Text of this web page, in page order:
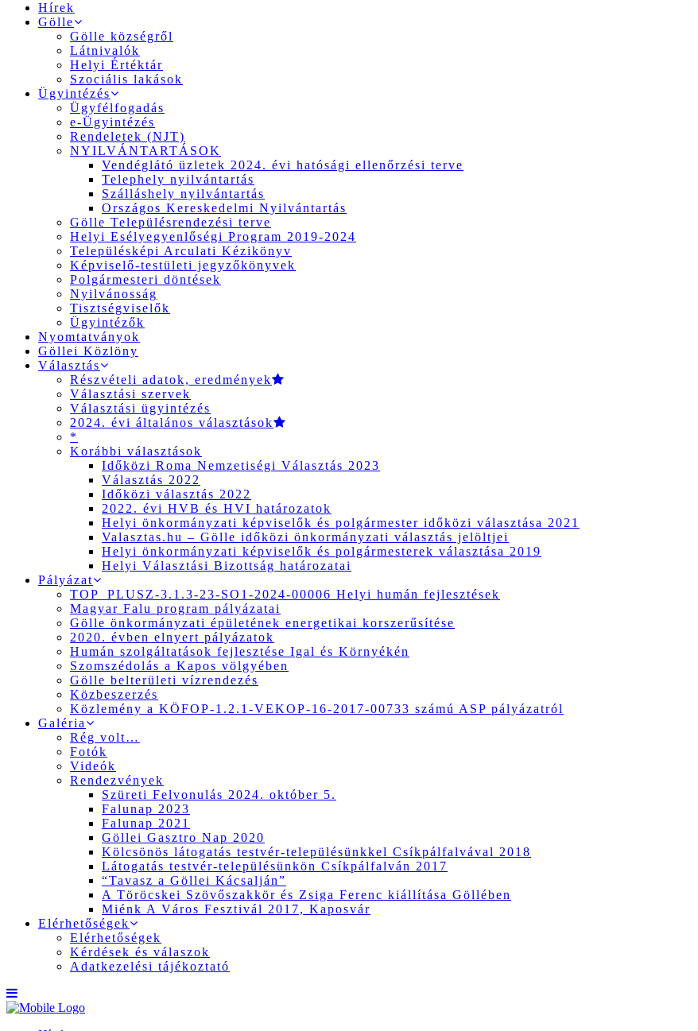
Hírek
Gölle
Gölle községről
Látnivalók
Helyi Értéktár
Szociális lakások
Ügyintézés
Ügyfélfogadás
e-Ügyintézés
Rendeletek (NJT)
NYILVÁNTARTÁSOK
Vendéglátó üzletek 2024. évi hatósági ellenőrzési terve
Telephely nyilvántartás
Szálláshely nyilvántartás
Országos Kereskedelmi Nyilvántartás
Gölle Településrendezési terve
Helyi Esélyegyenlőségi Program 2019-2024
Településképi Arculati Kézikönyv
Képviselő-testületi jegyzőkönyvek
Polgármesteri döntések
Nyilvánosság
Tisztségviselők
Ügyintézők
Nyomtatványok
Göllei Közlöny
Választás
Részvételi adatok, eredmények
Választási szervek
Választási ügyintézés
2024. évi általános választások
*
Korábbi választások
Időközi Roma Nemzetiségi Választás 2023
Választás 2022
Időközi választás 2022
2022. évi HVB és HVI határozatok
Helyi önkormányzati képviselők és polgármester időközi választása 2021
Valasztas.hu – Gölle időközi önkormányzati választás jelöltjei
Helyi önkormányzati képviselők és polgármesterek választása 2019
Helyi Választási Bizottság határozatai
Pályázat
TOP_PLUSZ-3.1.3-23-SO1-2024-00006 Helyi humán fejlesztések
Magyar Falu program pályázatai
Gölle önkormányzati épületének energetikai korszerűsítése
2020. évben elnyert pályázatok
Humán szolgáltatások fejlesztése Igal és Környékén
Szomszédolás a Kapos völgyében
Gölle belterületi vízrendezés
Közbeszerzés
Közlemény a KÖFOP-1.2.1-VEKOP-16-2017-00733 számú ASP pályázatról
Galéria
Rég volt…
Fotók
Videók
Rendezvények
Szüreti Felvonulás 2024. október 5.
Falunap 2023
Falunap 2021
Göllei Gasztro Nap 2020
Kölcsönös látogatás testvér-településünkkel Csíkpálfalvával 2018
Látogatás testvér-településünkön Csíkpálfalván 2017
“Tavasz a Göllei Kácsalján”
A Töröcskei Szövőszakkör és Zsiga Ferenc kiállítása Göllében
Miénk A Város Fesztivál 2017, Kaposvár
Elérhetőségek
Elérhetőségek
Kérdések és válaszok
Adatkezelési tájékoztató